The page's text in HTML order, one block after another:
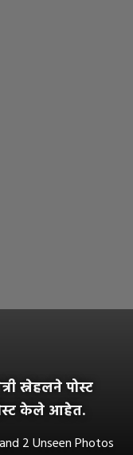
स्नेहलने पोस्ट
केले आहेत.
2 Unseen Photos